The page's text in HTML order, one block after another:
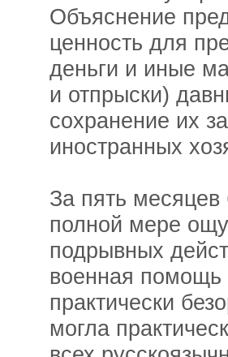
Объяснение
ценность для
деньги и иные
и отпрыски)
сохранение их
иностранных
За пять
полной мере
подрывных
военная
практически
могла